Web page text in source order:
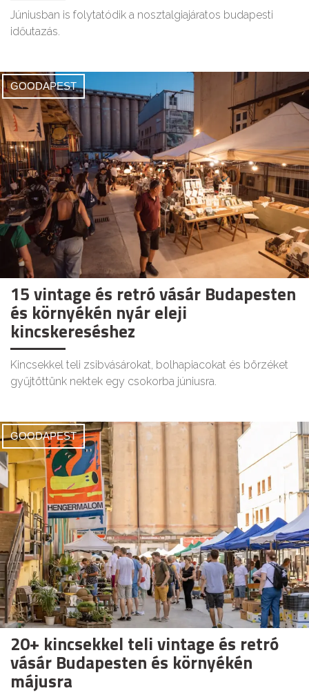
Júniusban is folytatódik a nosztalgiajáratos budapesti
időutazás.
GOODAPEST
15 vintage és retró vásár Budapesten
és környékén nyár eleji
kincskereséshez
Kincsekkel teli zsibvásárokat, bolhapiacokat és börzéket
gyűjtöttünk nektek egy csokorba júniusra.
GOODAPEST
20+ kincsekkel teli vintage és retró
vásár Budapesten és környékén
májusra